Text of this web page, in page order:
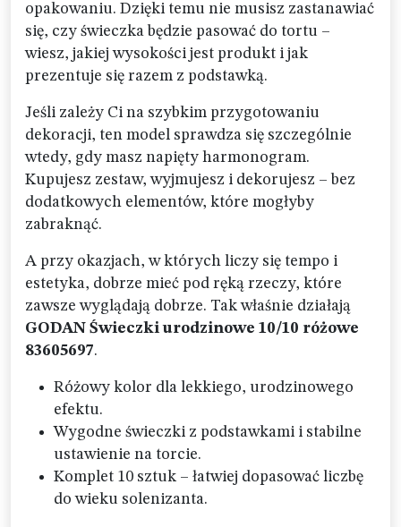
opakowaniu. Dzięki temu nie musisz zastanawiać
się, czy świeczka będzie pasować do tortu –
wiesz, jakiej wysokości jest produkt i jak
prezentuje się razem z podstawką.
Jeśli zależy Ci na szybkim przygotowaniu
dekoracji, ten model sprawdza się szczególnie
wtedy, gdy masz napięty harmonogram.
Kupujesz zestaw, wyjmujesz i dekorujesz – bez
dodatkowych elementów, które mogłyby
zabraknąć.
A przy okazjach, w których liczy się tempo i
estetyka, dobrze mieć pod ręką rzeczy, które
zawsze wyglądają dobrze. Tak właśnie działają
GODAN Świeczki urodzinowe 10/10 różowe
83605697.
Różowy kolor dla lekkiego, urodzinowego
efektu.
Wygodne świeczki z podstawkami i stabilne
ustawienie na torcie.
Komplet 10 sztuk – łatwiej dopasować liczbę
do wieku solenizanta.